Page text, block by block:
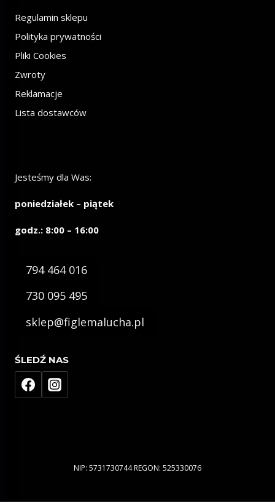
Regulamin sklepu
Polityka prywatności
Pliki Cookies
Zwroty
Reklamacje
Lista dostawców
Jesteśmy dla Was:
poniedziałek – piątek
godz.: 8:00 – 16:00
794 464 016
730 095 495
sklep@figlemalucha.pl
ŚLEDŹ NAS
NIP: 5731730744 REGON: 525330076